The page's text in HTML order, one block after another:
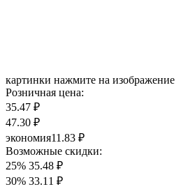
картинки нажмите на изображение
Розничная цена:
35.47 ₽
47.30 ₽
экономия11.83 ₽
Возможные скидки:
25% 35.48 ₽
30% 33.11 ₽